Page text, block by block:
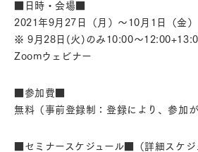
■日時・会場■
2021年9月27日（月）～10月1日（金
※ 9月28日(火)のみ10:00～
Zoomウェビナー
■参加費■
無料（事前登録制：登録により、参加が
■セミナースケジュール■（詳細スケジ